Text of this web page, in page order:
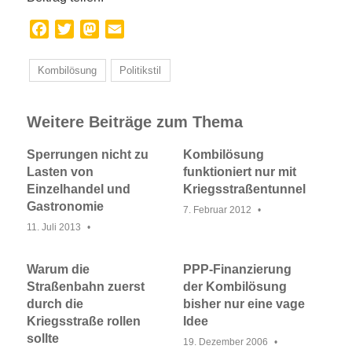
Facebook
TwitterMastodon
Kombilösung Politikstil
Weitere Beiträge zum Thema
Sperrungen nicht zu
Lasten von
Einzelhandel und
Gastronomie
11. Juli 2013
Kombilösung
funktioniert nur mit
Kriegsstraßentunnel
7. Februar 2012
Warum die
Straßenbahn zuerst
durch die
Kriegsstraße rollen
sollte
PPP-Finanzierung
der Kombilösung
bisher nur eine vage
Idee
19. Dezember 2006